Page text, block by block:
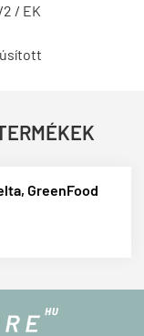
/ EK
GreenFood